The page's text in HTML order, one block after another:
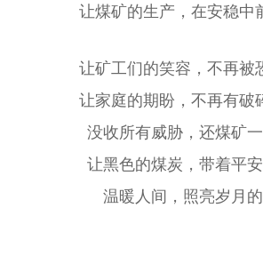
让煤矿的生产，在安稳中
让矿工们的笑容，不再被
让家庭的期盼，不再有破
没收所有威胁，还煤矿
让黑色的煤炭，带着平
温暖人间，照亮岁月